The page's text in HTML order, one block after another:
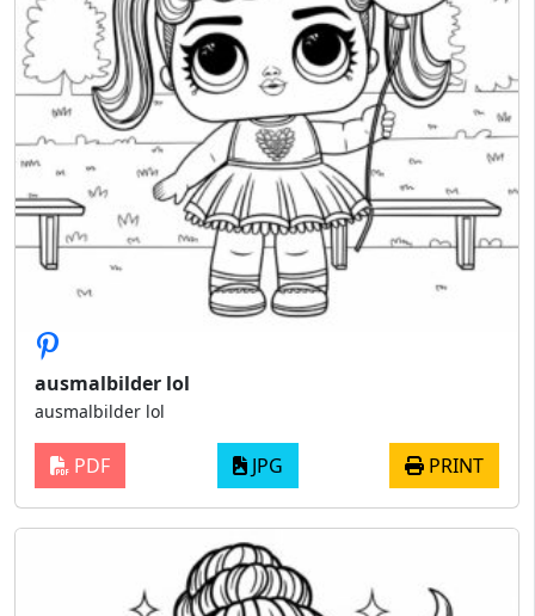
ausmalbilder lol
ausmalbilder lol
PDF JPG PRINT